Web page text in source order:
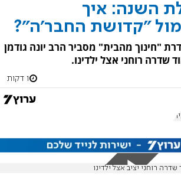
השנה: איך
"קדושת החבר'ה"?
מספר 35 בסדרת "חינוך מהבית" מסביר הרב יונה גודמן
שדרה רוחני אצל ילדינו.
1 דקות
רוחני יציב אצל ילדינו